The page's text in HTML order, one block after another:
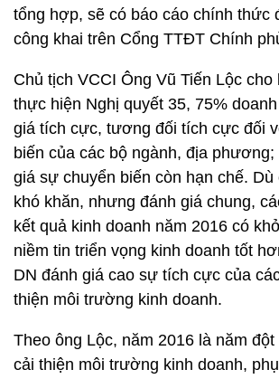
tổng hợp, sẽ có báo cáo chính thức
công khai trên Cổng TTĐT Chính
Chủ tịch VCCI Ông Vũ Tiến Lộc cho
thực hiện Nghị quyết 35, 75%
giá tích cực, tương đối tích cực đối
biến của các bộ ngành, địa phương;
giá sự chuyển biến còn hạn chế. Dù
khó khăn, nhưng đánh giá chung,
kết quả kinh doanh năm 2016 có
niềm tin triển vọng kinh doanh tốt
DN đánh giá cao sự tích cực của
thiện môi trường kinh doanh.
Theo ông Lộc, năm 2016 là năm
cải thiện môi trường kinh doanh,